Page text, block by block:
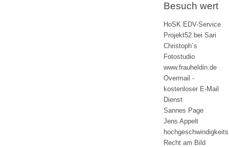
Besuch wert
HoSK EDV-Service
Projekt52 bei Sari
Christoph´s
Fotostudio
www.frauheldin.de
Overmail -
kostenloser E-Mail
Dienst
Sannes Page
Jens Appelt
Recht am Bild